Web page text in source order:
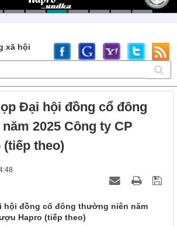
xã hội
Đại hội đồng cổ đông
2025 Công ty CP
theo)
hội đồng cổ đông thường niên năm
Hapro (tiếp theo)